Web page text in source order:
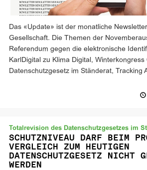
Das «Update» ist der monatliche
Gesellschaft. Die Themen der
Referendum gegen die elektronische
KarlDigital zu Klima Digital,
Datenschutzgesetz im Ständerat, Tracking
Totalrevision des Datenschutzgesetzes im
SCHUTZNIVEAU DARF BEIM
VERGLEICH ZUM HEUTIGEN
DATENSCHUTZGESETZ NICHT
WERDEN